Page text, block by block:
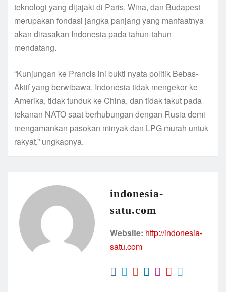
teknologi yang dijajaki di Paris, Wina, dan Budapest
merupakan fondasi jangka panjang yang manfaatnya
akan dirasakan Indonesia pada tahun-tahun
mendatang.
“Kunjungan ke Prancis ini bukti nyata politik Bebas-
Aktif yang berwibawa. Indonesia tidak mengekor ke
Amerika, tidak tunduk ke China, dan tidak takut pada
tekanan NATO saat berhubungan dengan Rusia demi
mengamankan pasokan minyak dan LPG murah untuk
rakyat,” ungkapnya.
indonesia-
satu.com
Website: http://indonesia-
satu.com